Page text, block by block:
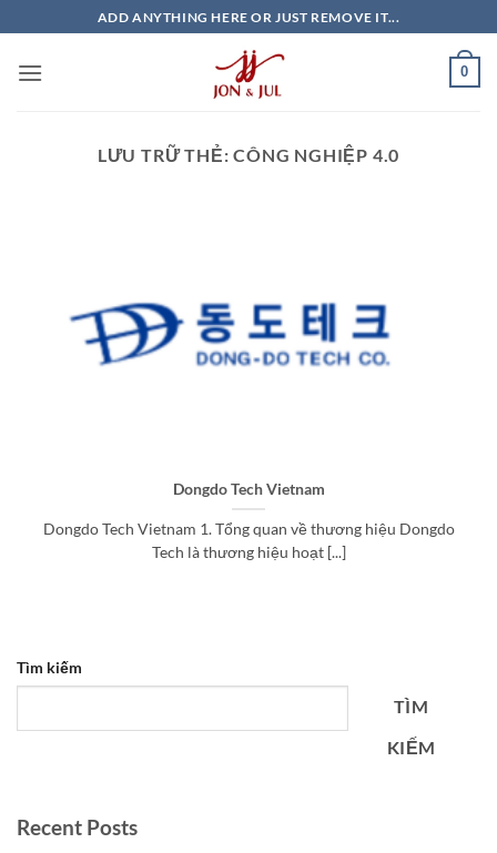
qua
nội
ADD ANYTHING HERE OR JUST REMOVE IT...
0
LƯU TRỮ THẺ:CÔNG NGHIỆP 4.0
Dongdo Tech Vietnam
Dongdo Tech Vietnam 1. Tổng quan về thương hiệu Dongdo
Tech là thương hiệu hoạt [...]
Tìm kiếm
TÌM
KIẾM
Recent Posts